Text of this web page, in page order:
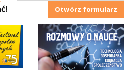
Otwórz formularz